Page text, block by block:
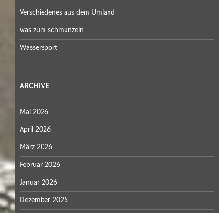
Verschiedenes aus dem Umland
was zum schmunzeln
Wassersport
ARCHIVE
Mai 2026
April 2026
März 2026
Februar 2026
Januar 2026
Dezember 2025